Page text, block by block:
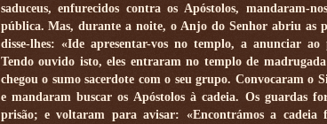
saduceus, enfurecidos contra os Apóstolos, mandaram-
pública. Mas, durante a noite, o Anjo do Senhor abriu as
disse-lhes: «Ide apresentar-vos no templo, a anunciar
Tendo ouvido isto, eles entraram no templo de
chegou o sumo sacerdote com o seu grupo. Convocaram o
e mandaram buscar os Apóstolos à cadeia. Os guardas
prisão; e voltaram para avisar: «Encontrámos a cadeia